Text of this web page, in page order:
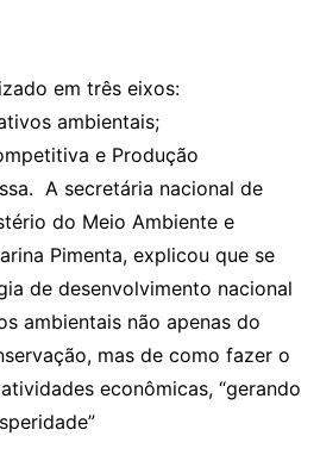
em três eixos:
ambientais;
e Produção
A secretária nacional de
do Meio Ambiente e
Pimenta, explicou que se
de desenvolvimento nacional
ambientais não apenas do
mas de como fazer o
econômicas, “gerando